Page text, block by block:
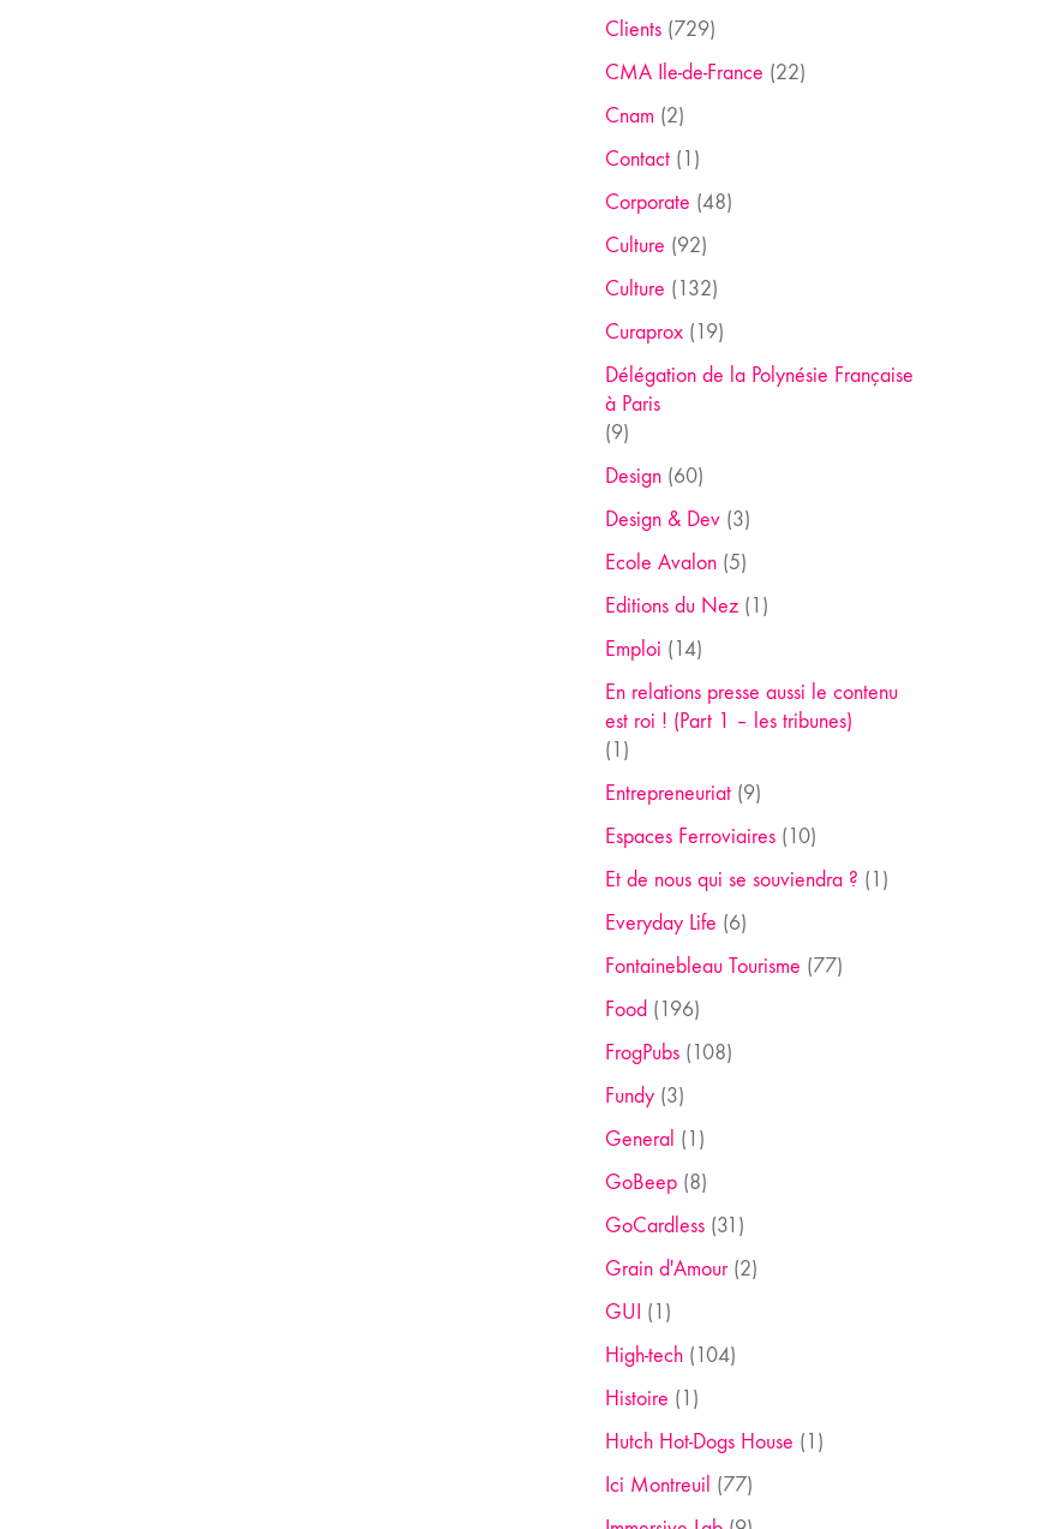
Clients(729)
CMA Ile-de-France (22)
Cnam (2)
Contact(1)
Corporate (48)
Culture (92)
Culture (132)
Curaprox(19)
Délégation de la Polynésie Française
à Paris
(9)
Design(60)
Design & Dev(3)
Ecole Avalon(5)
Editions du Nez(1)
Emploi (14)
En relations presse aussi le contenu
est roi ! (Part 1 – les tribunes)
(1)
Entrepreneuriat(9)
Espaces Ferroviaires(10)
Et de nous qui se souviendra ? (1)
Everyday Life (6)
Fontainebleau Tourisme (77)
Food (196)
FrogPubs(108)
Fundy(3)
General (1)
GoBeep(8)
GoCardless(31)
Grain d'Amour(2)
GUI (1)
High-tech(104)
Histoire (1)
Hutch Hot-Dogs House (1)
Ici Montreuil (77)